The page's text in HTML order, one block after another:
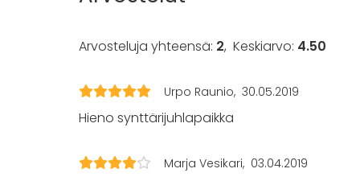
Pikkujoulut
Aktiviteetit
Ulkoilu
Veneily
Arvosteluja yhteensä: 2, Keskiarvo: 4.50
Urpo Raunio 30.05.2019
Hieno synttärijuhlapaikka
Marja Vesikari 03.04.2019